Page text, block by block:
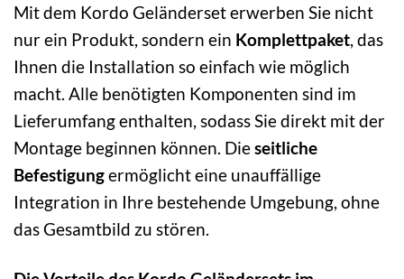
Mit dem Kordo Geländerset erwerben Sie nicht
nur ein Produkt, sondern ein Komplettpaket, das
Ihnen die Installation so einfach wie möglich
macht. Alle benötigten Komponenten sind im
Lieferumfang enthalten, sodass Sie direkt mit der
Montage beginnen können. Dieseitliche
Befestigungermöglicht eine unauffällige
Integration in Ihre bestehende Umgebung, ohne
das Gesamtbild zu stören.